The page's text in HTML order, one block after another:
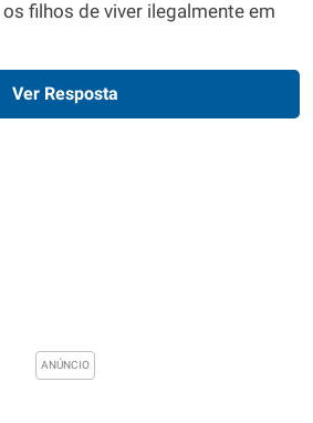
filhos de viver ilegalmente em
Ver Resposta